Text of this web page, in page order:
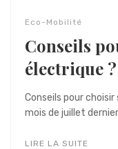
Eco-Mobilité
Conseils
électrique ?
Conseils pour
mois de juillet
LIRE LA SUITE